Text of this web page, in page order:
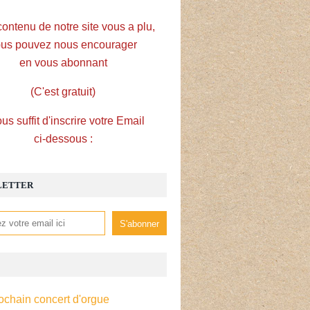
concert d'orgue
de notre site vous a plu,
pouvez nous encourager
en vous abonnant
(C'est gratuit)
suffit d'inscrire votre Email
ci-dessous :